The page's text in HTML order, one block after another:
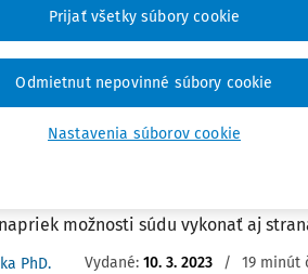
činností Ústavného súdu SR
pojednávanie a
na kontradiktórnosť hlavného
nositeľom dôkazného bremena,
možnosti súdu vykonať aj
PhD. Vydané: 10. 3. 2023 / 19 minút
Nastavenia súborov cookie
Odmietnut nepovinné súbory cookie
Prijať všetky súbory cookie